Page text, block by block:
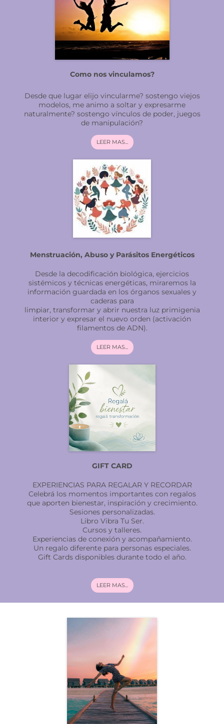
Como nos vinculamos?
Desde que lugar elijo vincularme? sostengo viejos
modelos, me animo a soltar y expresarme
naturalmente? sostengo vínculos de poder, juegos
de manipulación?
LEER MAS...
Menstruación, Abuso y Parásitos Energéticos
Desde la decodificación biológica, ejercicios
sistémicos y técnicas energéticas, miraremos la
información guardada en los órganos sexuales y
caderas para
limpiar, transformar y abrir nuestra luz primigenia
interior y expresar el nuevo orden (activación
filamentos de ADN).
LEER MAS...
GIFT CARD
EXPERIENCIAS PARA REGALAR Y RECORDAR
Celebrá los momentos importantes con regalos
que aporten bienestar, inspiración y crecimiento.
Sesiones personalizadas.
Libro Vibra Tu Ser.
Cursos y talleres.
Experiencias de conexión y acompañamiento.
Un regalo diferente para personas especiales.
Gift Cards disponibles durante todo el año.
LEER MAS...